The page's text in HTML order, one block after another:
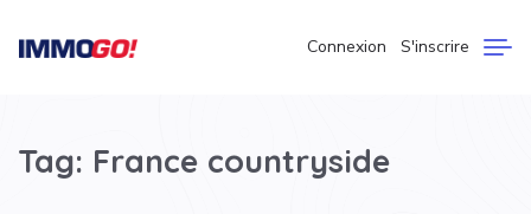
Connexion S'inscrire
Tag: France countryside